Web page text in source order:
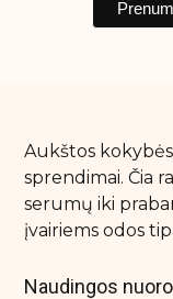
Aukštos
sprendimai. Čia
serumų iki
įvairiems odos
Naudingos